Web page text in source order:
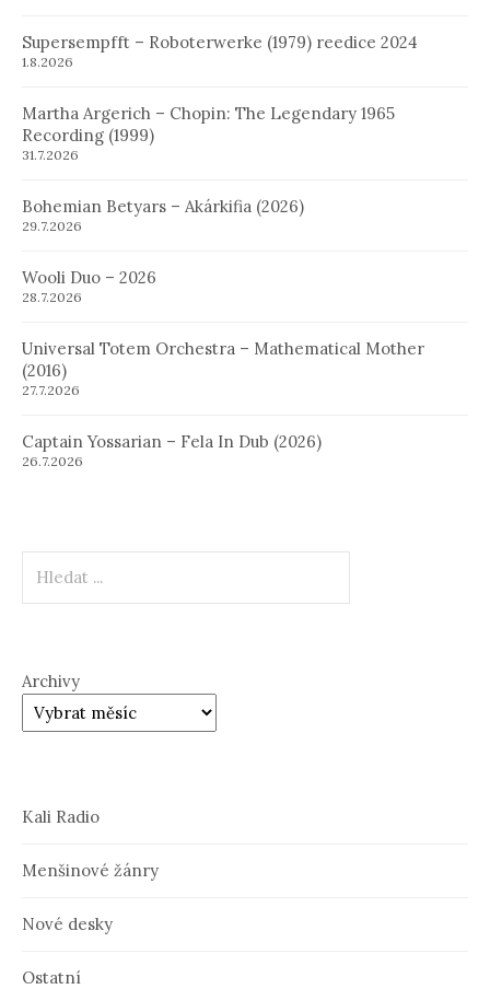
Supersempfft – Roboterwerke (1979) reedice 2024
1.8.2026
Martha Argerich – Chopin: The Legendary 1965
Recording (1999)
31.7.2026
Bohemian Betyars – Akárkifia (2026)
29.7.2026
Wooli Duo – 2026
28.7.2026
Universal Totem Orchestra – Mathematical Mother
(2016)
27.7.2026
Captain Yossarian – Fela In Dub (2026)
26.7.2026
Archivy
Kali Radio
Menšinové žánry
Nové desky
Ostatní